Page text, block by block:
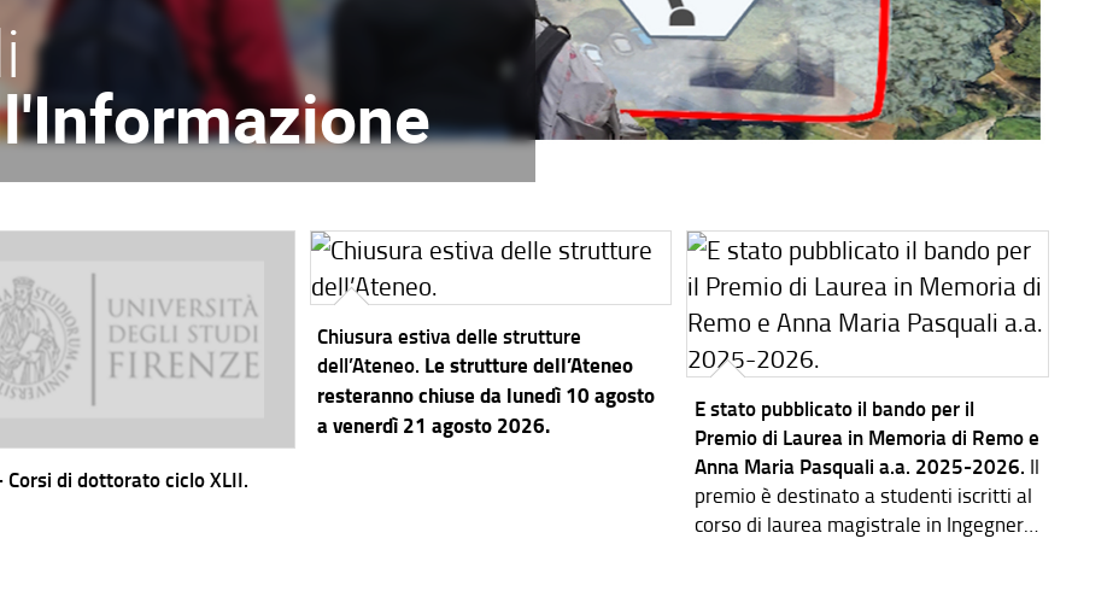
Corsi di dottorato ciclo XLII.
Chiusura estiva delle strutture
dell’Ateneo. Le strutture dell’Ateneo
resteranno chiuse da lunedì 10 agosto
a venerdì 21 agosto 2026.
E stato pubblicato il bando per il
Premio di Laurea in Memoria di Remo e
Anna Maria Pasquali a.a. 2025-2026. Il
premio è destinato a studenti iscritti al
corso di laurea magistrale in Ingegneria